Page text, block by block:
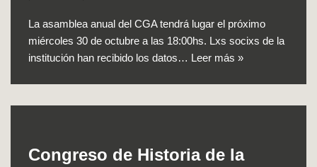
La asamblea anual del CGA tendrá lugar el próximo
miércoles 30 de octubre a las 18:00hs. Lxs socixs de la
institución han recibido los datos… Leer más »
Congreso de Historia de la